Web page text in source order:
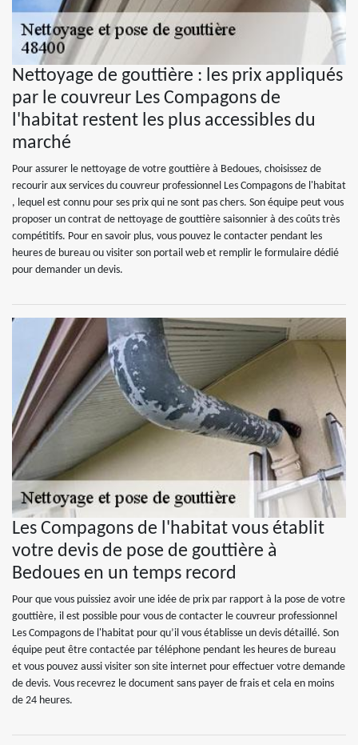
Nettoyage de gouttière : les prix appliqués
par le couvreur Les Compagons de
l'habitat restent les plus accessibles du
marché
Pour assurer le nettoyage de votre gouttière à Bedoues, choisissez de
recourir aux services du couvreur professionnel Les Compagons de l'habitat
, lequel est connu pour ses prix qui ne sont pas chers. Son équipe peut vous
proposer un contrat de nettoyage de gouttière saisonnier à des coûts très
compétitifs. Pour en savoir plus, vous pouvez le contacter pendant les
heures de bureau ou visiter son portail web et remplir le formulaire dédié
pour demander un devis.
Les Compagons de l'habitat vous établit
votre devis de pose de gouttière à
Bedoues en un temps record
Pour que vous puissiez avoir une idée de prix par rapport à la pose de votre
gouttière, il est possible pour vous de contacter le couvreur professionnel
Les Compagons de l'habitat pour qu’il vous établisse un devis détaillé. Son
équipe peut être contactée par téléphone pendant les heures de bureau
et vous pouvez aussi visiter son site internet pour effectuer votre demande
de devis. Vous recevrez le document sans payer de frais et cela en moins
de 24 heures.